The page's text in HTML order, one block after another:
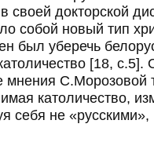
своей докторской
собой новый тип
был уберечь
[18, с.5].
мнения С.Морозовой
католичество,
себя не